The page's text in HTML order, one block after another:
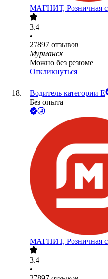
МАГНИТ, Розничная
3.4
•
27897 отзывов
Мурманск
Можно без резюме
Откликнуться
Водитель категории Е
Без опыта
МАГНИТ, Розничная
3.4
•